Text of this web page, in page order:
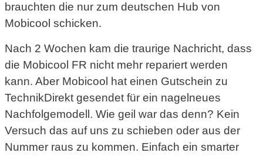
brauchten die nur zum deutschen Hub von
Mobicool schicken.
Nach 2 Wochen kam die traurige Nachricht, dass
die Mobicool FR nicht mehr repariert werden
kann. Aber Mobicool hat einen Gutschein zu
TechnikDirekt gesendet für ein nagelneues
Nachfolgemodell. Wie geil war das denn? Kein
Versuch das auf uns zu schieben oder aus der
Nummer raus zu kommen. Einfach ein smarter